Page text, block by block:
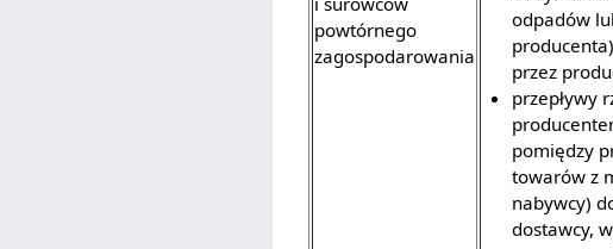
powtórnego
zagospodarowania
odpadów
przez
przepływy
pomiędzy
towarów z
nabywcy)
dostawcy,